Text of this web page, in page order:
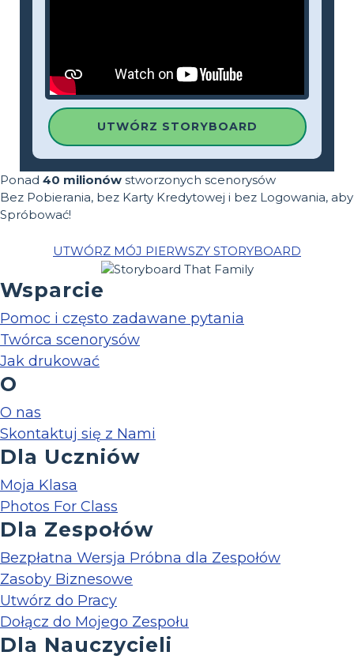
UTWÓRZ STORYBOARD
Ponad 40 milionów stworzonych scenorysów
Bez Pobierania, bez Karty Kredytowej i bez Logowania, aby
Spróbować!
UTWÓRZ MÓJ PIERWSZY STORYBOARD
Wsparcie
Pomoc i często zadawane pytania
Twórca scenorysów
Jak drukować
O
O nas
Skontaktuj się z Nami
Dla Uczniów
Moja Klasa
Photos For Class
Dla Zespołów
Bezpłatna Wersja Próbna dla Zespołów
Zasoby Biznesowe
Utwórz do Pracy
Dołącz do Mojego Zespołu
Dla Nauczycieli